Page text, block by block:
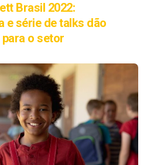
Brasil 2022:
e série de talks dão
o setor